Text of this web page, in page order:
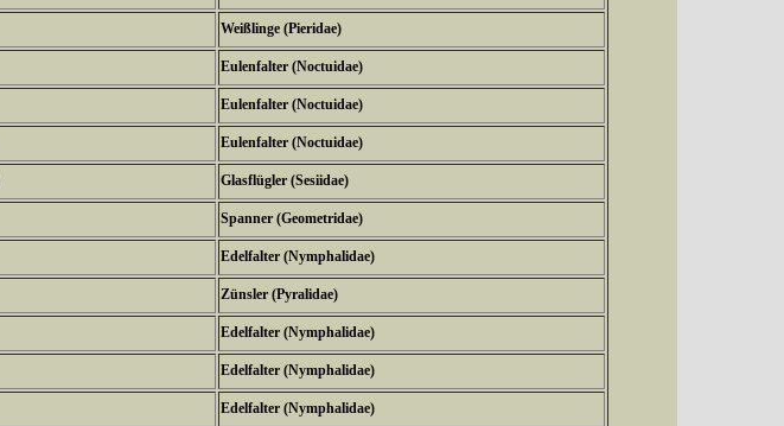
Weißlinge (Pieridae)
Eulenfalter (Noctuidae)
Eulenfalter (Noctuidae)
Eulenfalter (Noctuidae)
Glasflügler (Sesiidae)
Spanner (Geometridae)
Edelfalter (Nymphalidae)
Zünsler (Pyralidae)
Edelfalter (Nymphalidae)
Edelfalter (Nymphalidae)
Edelfalter (Nymphalidae)